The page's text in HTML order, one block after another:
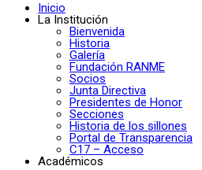
Inicio
La Institución
Bienvenida
Historia
Galería
Fundación RANME
Socios
Junta Directiva
Presidentes de Honor
Secciones
Historia de los sillones
Portal de Transparencia
C17 – Acceso
Académicos